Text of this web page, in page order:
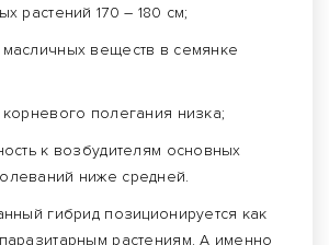
растений 170 – 180 см;
веществ в семянке
корневого полегания низка;
к возбудителям основных
ниже средней.
гибрид позиционируется как
растениям. А именно